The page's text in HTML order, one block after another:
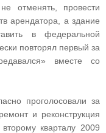
отменять, провести
арендатора, а здание
в федеральной
повторял первый за
вместе со
проголосовали за
и реконструкция
кварталу 2009